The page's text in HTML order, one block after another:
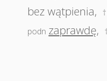
bez wątpienia, †
podn zaprawdę,